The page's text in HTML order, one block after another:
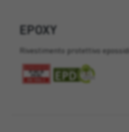
EPOXY
Rivestimento protettivo